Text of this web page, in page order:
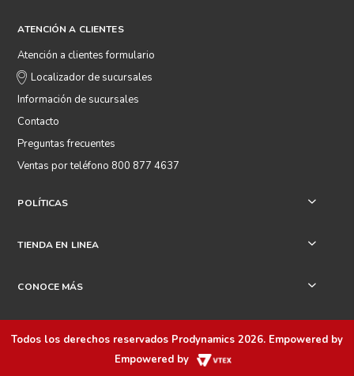
ATENCIÓN A CLIENTES
Atención a clientes formulario
Localizador de sucursales
Información de sucursales
Contacto
Preguntas frecuentes
Ventas por teléfono 800 877 4637
POLÍTICAS +
TIENDA EN LINEA +
CONOCE MÁS +
Todos los derechos reservados Prodynamics 2026. Empowered by
Empowered by